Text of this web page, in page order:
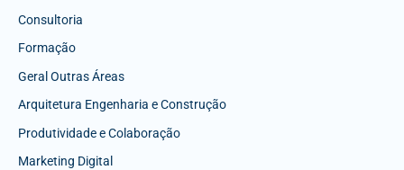
Consultoria
Formação
Geral Outras Áreas
Arquitetura Engenharia e Construção
Produtividade e Colaboração
Marketing Digital